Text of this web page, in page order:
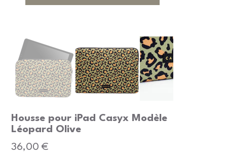
Housse pour iPad Casyx Modèle
Léopard Olive
Prix
36,00 €